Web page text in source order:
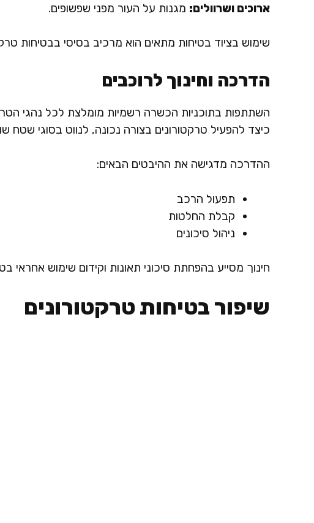
ארוכים ושרוולים: מגנות על העור מפני שפשופים.
שימוש בציוד בטיחות מתאים הוא מרכיב בסיסי בבטיחות
הדרכה וחינוך לרוכבים
השתתפות בתוכניות הכשרה רשמיות מומלצת לכל נהגי
כיצד להפעיל טרקטורונים בצורה נכונה, לנווט בסוגי שטח
ההדרכה מדגישה את ההיבטים הבאים:
תפעול הרכב
קבלת החלטות
ניהול סיכונים
חינוך מסייע בהפחתת סיכוני תאונות וקידום שימוש אחראי
שיפור בטיחות טרקטורונים